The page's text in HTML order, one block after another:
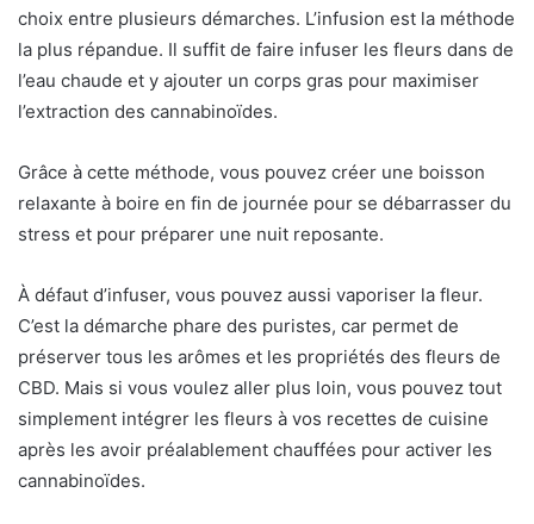
choix entre plusieurs démarches. L’infusion est la méthode
la plus répandue. Il suffit de faire infuser les fleurs dans de
l’eau chaude et y ajouter un corps gras pour maximiser
l’extraction des cannabinoïdes.
Grâce à cette méthode, vous pouvez créer une boisson
relaxante à boire en fin de journée pour se débarrasser du
stress et pour préparer une nuit reposante.
À défaut d’infuser, vous pouvez aussi vaporiser la fleur.
C’est la démarche phare des puristes, car permet de
préserver tous les arômes et les propriétés des fleurs de
CBD. Mais si vous voulez aller plus loin, vous pouvez tout
simplement intégrer les fleurs à vos recettes de cuisine
après les avoir préalablement chauffées pour activer les
cannabinoïdes.